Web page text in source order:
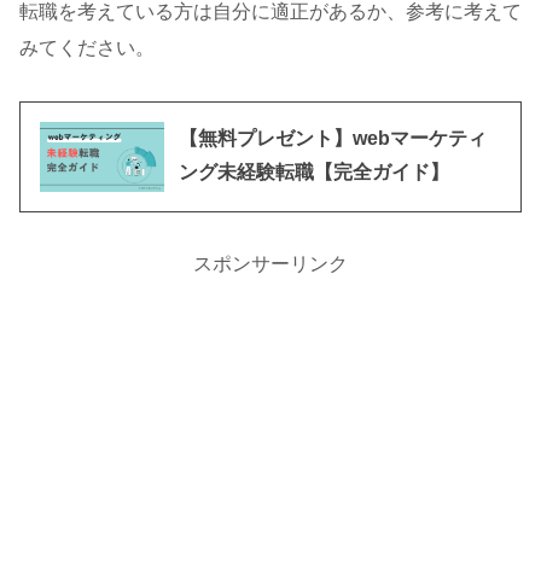
転職を考えている方は自分に適正があるか、参考に考えて
みてください。
【無料プレゼント】webマーケティ
ング未経験転職【完全ガイド】
スポンサーリンク